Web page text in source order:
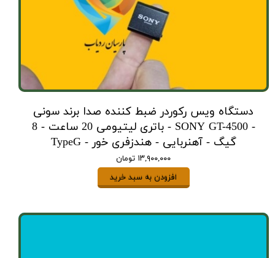
دستگاه ویس رکوردر ضبط کننده صدا برند سونی
- SONY GT-4500 - باتری لیتیومی 20 ساعت - 8
گیگ - آهنربایی - هندزفری خور - TypeG
۱۳,۹۰۰,۰۰۰ تومان
افزودن به سبد خرید